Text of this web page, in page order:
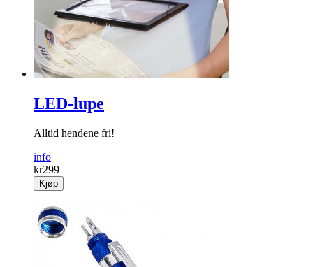
LED-lupe
Alltid hendene fri!
info
kr299
Kjøp